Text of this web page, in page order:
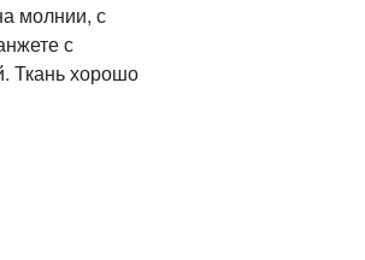
молнии, с
с
Ткань хорошо